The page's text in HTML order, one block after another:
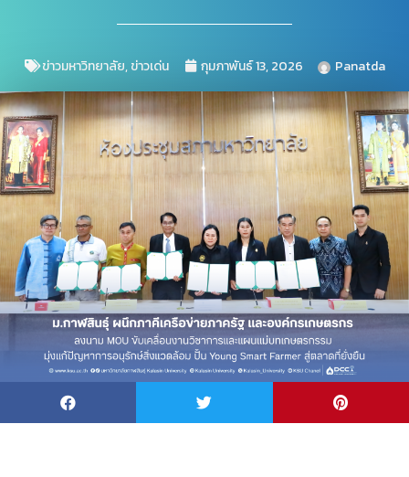
ข่าวมหาวิทยาลัย,ข่าวเด่น กุมภาพันธ์ 13, 2026 Panatda